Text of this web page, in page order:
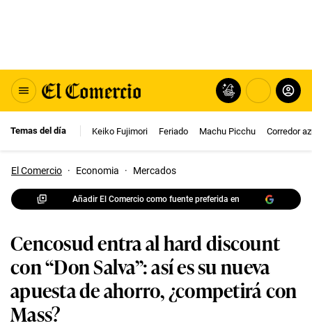
Temas del día Keiko Fujimori Feriado Machu Picchu Corredor
El Comercio · Economia · Mercados
Añadir El Comercio como fuente preferida en
Cencosud entra al hard discount
con “Don Salva”: así es su nueva
apuesta de ahorro, ¿competirá con
Mass?